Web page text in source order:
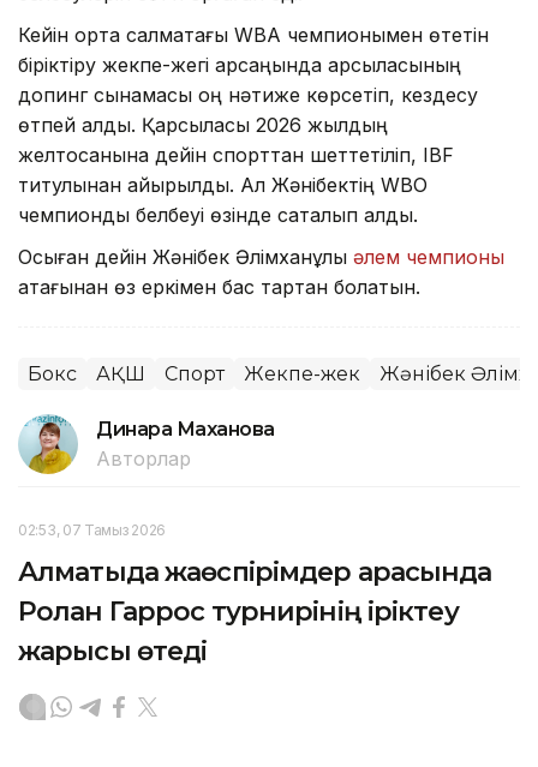
Кейін орта салмақтағы WBA чемпионымен өтетін
біріктіру жекпе-жегі қарсаңында қарсыласының
допинг сынамасы оң нәтиже көрсетіп, кездесу
өтпей қалды. Қарсыласы 2026 жылдың
желтоқсанына дейін спорттан шеттетіліп, IBF
титулынан айырылды. Ал Жәнібектің WBO
чемпиондық белбеуі өзінде сақталып қалды.
Осыған дейін Жәнібек Әлімханұлы әлем чемпионы
атағынан өз еркімен бас тартқан болатын.
Бокс АҚШ Спорт Жекпе-жек Жәнібек
Динара Маханова
Авторлар
02:53, 07 Тамыз 2026
Алматыда жаөспірімдер арасында
Ролан Гаррос турнирінің іріктеу
жарысы өтеді